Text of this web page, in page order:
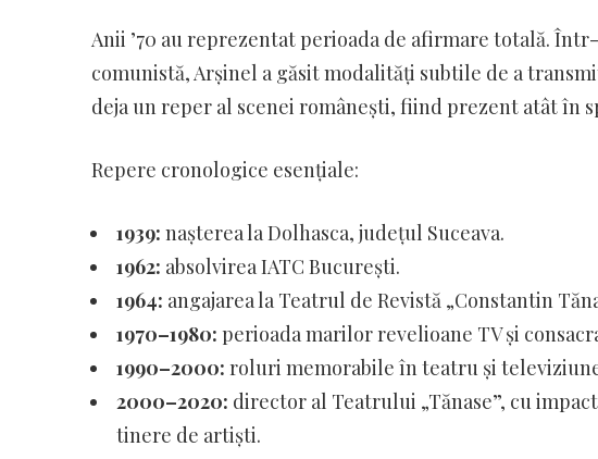
Anii ’70 au reprezentat perioada de afirmare totală.
comunistă, Arșinel a găsit modalități subtile de a
deja un reper al scenei românești, fiind prezent atât în
Repere cronologice esențiale:
1939: nașterea la Dolhasca, județul Suceava.
1962: absolvirea IATC București.
1964: angajarea la Teatrul de Revistă „Constantin
1970–1980: perioada marilor revelioane TV și
1990–2000: roluri memorabile în teatru și
2000–2020: director al Teatrului „Tănase”, cu
tinere de artiști.